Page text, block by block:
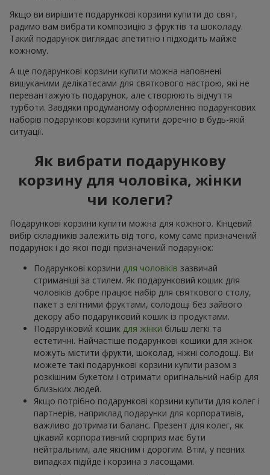
Якщо ви вирішите подарункові корзини купити до свят,
радимо вам вибрати композицію з фруктів та шоколаду.
Такий подарунок виглядає апетитно і підходить майже
кожному.
А ще подарункові корзини купити можна наповнені
вишуканими делікатесами для святкового настрою, які не
перевантажують подарунок, але створюють відчуття
турботи. Завдяки продуманому оформленню подарункових
наборів подарункові корзини купити доречно в будь-якій
ситуації.
Як вибрати подарункову
корзину для чоловіка, жінки
чи колеги?
Подарункові корзини купити можна для кожного. Кінцевий
вибір складників залежить від того, кому саме призначений
подарунок і до якої події призначений подарунок:
Подарункові корзини для чоловіків зазвичай
стриманіші за стилем. Як подарунковий кошик для
чоловіків добре працює набір для святкового столу,
пакет з елітними фруктами, солодощі без зайвого
декору або подарунковий кошик із продуктами.
Подарунковий кошик для жінки більш легкі та
естетичні. Найчастіше подарункові кошики для жінок
можуть містити фрукти, шоколад, ніжні солодощі. Ви
можете такі подарункові корзини купити разом з
розкішним букетом і отримати оригінальний набір для
близьких людей.
Якщо потрібно подарункові корзини купити для колег і
партнерів, наприклад подарунки для корпоративів,
важливо дотримати баланс. Презент для колег, як
цікавий корпоративний сюрприз має бути
нейтральним, але якісним і дорогим. Втім, у певних
випадках підійде і корзина з ласощами.